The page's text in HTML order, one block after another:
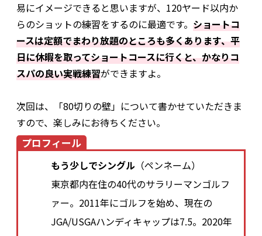
易にイメージできると思いますが、120ヤード以内か
らのショットの練習をするのに最適です。 ショートコ
ースは定額でまわり放題のところも多くあります、平
日に休暇を取ってショートコースに行くと、かなりコ
スパの良い実戦練習ができますよ。
次回は、「80切りの壁」について書かせていただきま
すので、楽しみにお待ちください。
プロフィール
もう少しでシングル （ペンネーム）
東京都内在住の40代のサラリーマンゴルフ
ァー。2011年にゴルフを始め、現在の
JGA/USGAハンディキャップは7.5。2020年